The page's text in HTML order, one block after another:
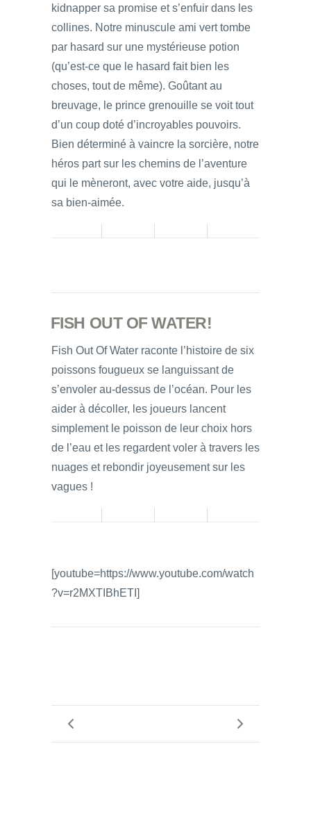
kidnapper sa promise et s’enfuir dans les
collines. Notre minuscule ami vert tombe
par hasard sur une mystérieuse potion
(qu’est-ce que le hasard fait bien les
choses, tout de même). Goûtant au
breuvage, le prince grenouille se voit tout
d’un coup doté d’incroyables pouvoirs.
Bien déterminé à vaincre la sorcière, notre
héros part sur les chemins de l’aventure
qui le mèneront, avec votre aide, jusqu’à
sa bien-aimée.
FISH OUT OF WATER!
Fish Out Of Water raconte l’histoire de six
poissons fougueux se languissant de
s’envoler au-dessus de l’océan. Pour les
aider à décoller, les joueurs lancent
simplement le poisson de leur choix hors
de l’eau et les regardent voler à travers les
nuages et rebondir joyeusement sur les
vagues !
[youtube=https://www.youtube.com/watch
?v=r2MXTIBhETI]